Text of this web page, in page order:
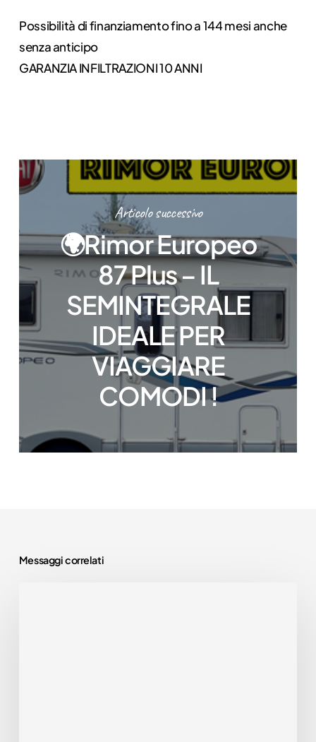
Possibilità di finanziamento fino a 144 mesi anche
senza anticipo
GARANZIA INFILTRAZIONI 10 ANNI
Articolo successivo
🌍Rimor Europeo
87 Plus – IL
SEMINTEGRALE
IDEALE PER
VIAGGIARE
COMODI !
Messaggi correlati